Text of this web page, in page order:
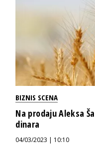
BIZNIS SCENA
Na prodaju Aleksa
dinara
04/03/2023 | 10:10